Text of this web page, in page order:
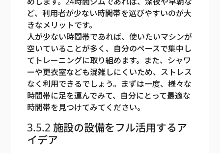
ど、利用者が少ない時間帯を選びやすいのが大
きなメリットです。
人が少ない時間帯であれば、使いたいマシンが
空いていることが多く、自分のペースで集中し
てトレーニングに取り組めます。また、シャワ
ーや更衣室なども混雑しにくいため、ストレス
なく利用できるでしょう。まずは一度、様々な
時間帯に足を運んでみて、自分にとって最適な
時間帯を見つけてみてください。
3.5.2 施設の設備をフル活用するア
イデア